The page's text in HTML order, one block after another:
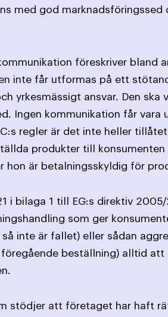
med god marknadsföringssed
föreskriver bland
inte får utformas på ett
yrkesmässigt ansvar. Den ska
Ingen kommunikation får vara
regler är det inte heller
produkter till konsumenten
hon är betalningsskyldig för
i bilaga 1 till EG:s direktiv 2005/
som ger
inte är fallet) eller sådan
beställning) alltid att
stödjer att företaget har haft